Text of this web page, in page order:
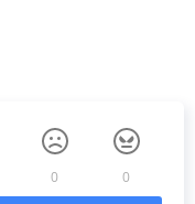
0 0